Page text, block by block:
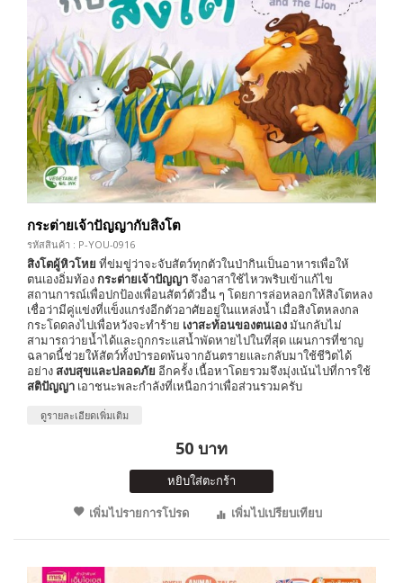
กระต่ายเจ้าปัญญากับสิงโต
รหัสสินค้า : P-YOU-0916
สิงโตผู้หิวโหย ที่ข่มขู่ว่าจะจับสัตว์ทุกตัวในป่ากินเป็นอาหารเพื่อให้
ตนเองอิ่มท้องกระต่ายเจ้าปัญญาจึงอาสาใช้ไหวพริบเข้าแก้ไข
สถานการณ์เพื่อปกป้องเพื่อนสัตว์ตัวอื่น ๆ โดยการล่อหลอกให้สิงโตหลง
เชื่อว่ามีคู่แข่งที่แข็งแกร่งอีกตัวอาศัยอยู่ในแหล่งน้ำ เมื่อสิงโตหลงกล
กระโดดลงไปเพื่อหวังจะทำร้าย เงาสะท้อนของตนเองมันกลับไม่
สามารถว่ายน้ำได้และถูกกระแสน้ำพัดหายไปในที่สุด แผนการที่ชาญ
ฉลาดนี้ช่วยให้สัตว์ทั้งป่ารอดพ้นจากอันตรายและกลับมาใช้ชีวิตได้
อย่างสงบสุขและปลอดภัย อีกครั้ง เนื้อหาโดยรวมจึงมุ่งเน้นไปที่การใช้
สติปัญญา เอาชนะพละกำลังที่เหนือกว่าเพื่อส่วนรวมครับ
ดูรายละเอียดเพิ่มเติม
50 บาท
หยิบใส่ตะกร้า
เพิ่มไปรายการโปรด
เพิ่มไปเปรียบเทียบ